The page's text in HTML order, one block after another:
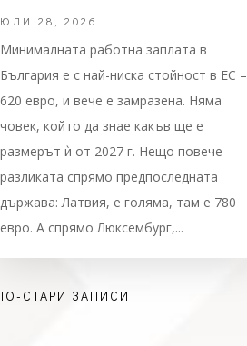
ЮЛИ 28, 2026
Минималната работна заплата в
България е с най-ниска стойност в ЕС –
620 евро, и вече е замразена. Няма
човек, който да знае какъв ще е
размерът ѝ от 2027 г. Нещо повече –
разликата спрямо предпоследната
държава: Латвия, е голяма, там е 780
евро. А спрямо Люксембург,...
СТАРИ ЗАПИСИ